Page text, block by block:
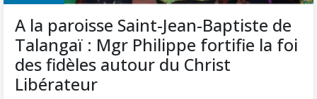
A la paroisse Saint-Jean-Baptiste de
Talangaï : Mgr Philippe fortifie la foi
des fidèles autour du Christ
Libérateur